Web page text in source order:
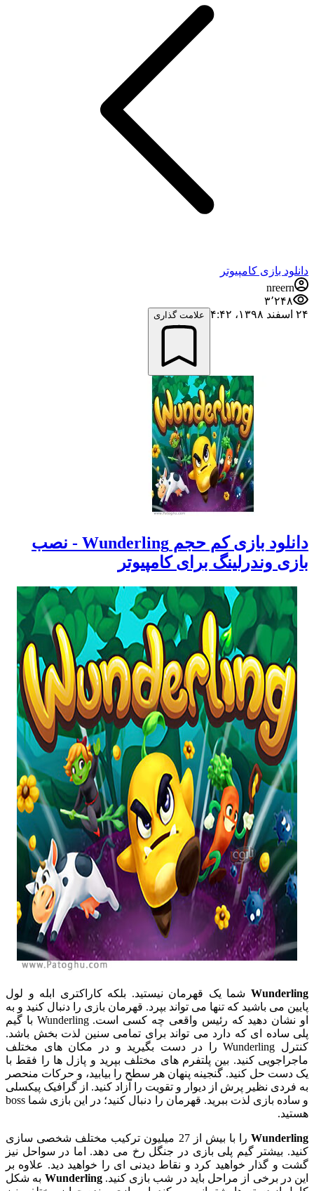
بازی کامپیوتر
nreern
۳٬۲۴۸
علامت گذاری
دانلود بازی کم حجم Wunderling - نصب
وندرلینگ برای کامپیوتر
شما یک قهرمان نیستید. بلکه کاراکتری ابله و لول
می باشید که تنها می تواند بپرد. قهرمان بازی را دنبال کنید و به
او نشان دهید که رئیس واقعی چه کسی است. Wunderling با گیم
ساده ای که دارد می تواند برای تمامی سنین لذت بخش باشد.
کنترل Wunderling را در دست بگیرید و در مکان های مختلف
کنید. بین پلتفرم های مختلف بپرید و پازل ها را فقط با
دست حل کنید. گنجینه پنهان هر سطح را بیابید، و حرکات منحصر
فردی نظیر پرش از دیوار و تقویت را آزاد کنید. از گرافیک پیکسلی
و ساده بازی لذت ببرید. قهرمان را دنبال کنید؛ در این بازی شما boss
را با بیش از 27 میلیون ترکیب مختلف شخصی سازی
بیشتر گیم پلی بازی در جنگل رخ می دهد. اما در سواحل نیز
و گذار خواهید کرد و نقاط دیدنی ای را خواهید دید. علاوه بر
در برخی از مراحل باید در شب بازی کنید.Wunderlingبه شکل